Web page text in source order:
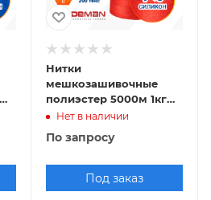
Нитки
мешкозашивочные
полиэстер 5000м 1кг
200текс, 7% силикон,
Нет в наличии
По запросу
Под заказ